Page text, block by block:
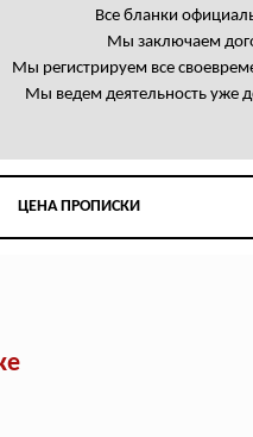
Все бланки
Мы заключаем
Мы регистрируем все
Мы ведем деятельность уже
ЦЕНА ПРОПИСКИ